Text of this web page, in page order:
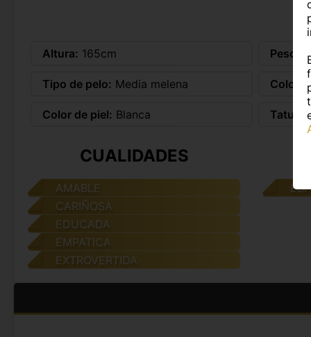
Altura: 165cm Peso:
Tipo de pelo: Media melena Color
Color de piel: Blanca
CUALIDADES
AMABLE
CARIÑOSA
EDUCADA
EMPATICA
EXTROVERTIDA